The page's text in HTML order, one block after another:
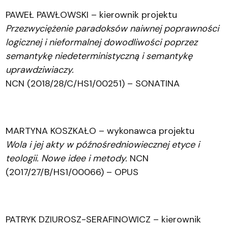
PAWEŁ PAWŁOWSKI – kierownik projektu
Przezwyciężenie paradoksów naiwnej poprawności
logicznej i nieformalnej dowodliwości poprzez
semantykę niedeterministyczną i semantykę
uprawdziwiaczy.
NCN (2018/28/C/HS1/00251) – SONATINA
MARTYNA KOSZKAŁO – wykonawca projektu
Wola i jej akty w późnośredniowiecznej etyce i
teologii. Nowe idee i metody. NCN
(2017/27/B/HS1/00066) – OPUS
PATRYK DZIUROSZ-SERAFINOWICZ – kierownik